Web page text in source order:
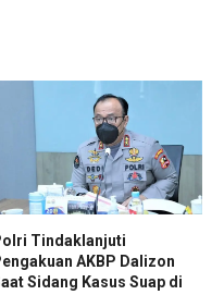
Tindaklanjuti
AKBP Dalizon
Sidang Kasus Suap di